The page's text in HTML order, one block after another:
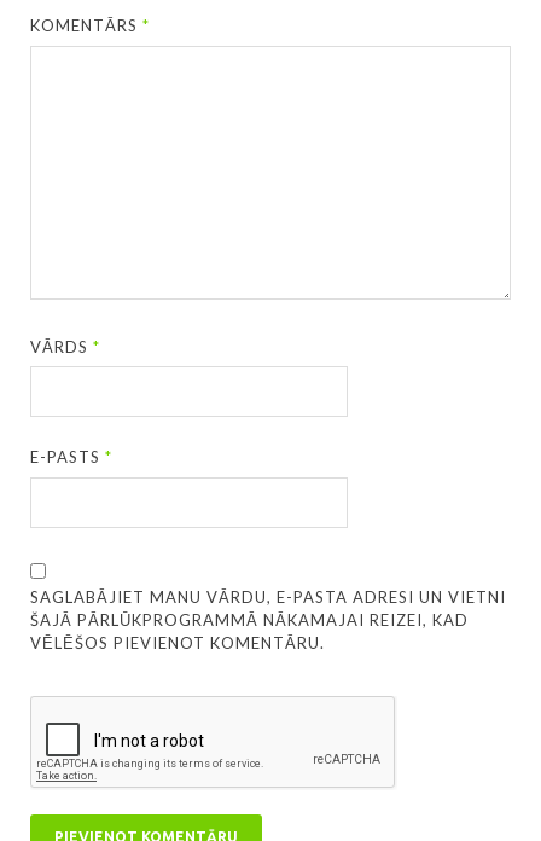
KOMENTĀRS*
VĀRDS*
E-PASTS*
SAGLABĀJIET MANU VĀRDU, E-PASTA ADRESI UN VIETNI
ŠAJĀ PĀRLŪKPROGRAMMĀ NĀKAMAJAI REIZEI, KAD
VĒLĒŠOS PIEVIENOT KOMENTĀRU.